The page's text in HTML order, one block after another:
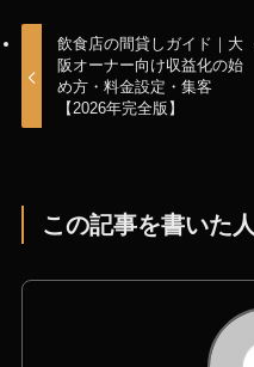
飲食店の間貸しガイド｜大
阪オーナー向け収益化の始
め方・料金設定・集客
【2026年完全版】
この記事を書いた人